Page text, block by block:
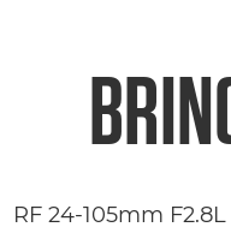
RF 24-105mm